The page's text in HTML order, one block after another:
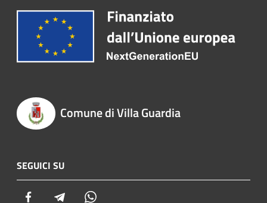
Comune di Villa Guardia
SEGUICI SU
Facebook Telegram